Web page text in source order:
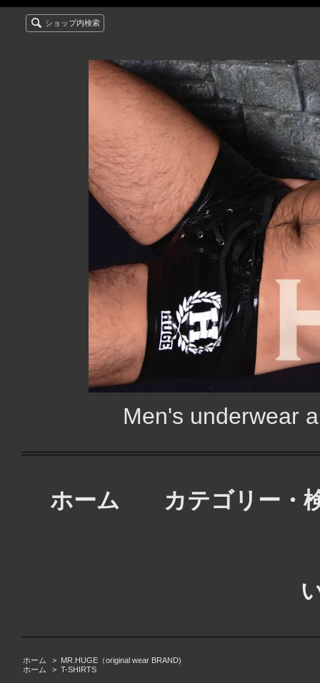
ショップ内検索
Men's underwear
ホーム カテゴリー・
ホーム > MR.HUGE（original wear BRAND)
ホーム
> T-SHIRTS